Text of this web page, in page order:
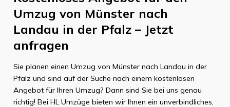
Umzug von Münster nach
Landau in der Pfalz – Jetzt
anfragen
Sie planen einen Umzug von Münster nach Landau in der
Pfalz und sind auf der Suche nach einem kostenlosen
Angebot für Ihren Umzug? Dann sind Sie bei uns genau
richtig! Bei HL Umzüge bieten wir Ihnen ein unverbindliches,